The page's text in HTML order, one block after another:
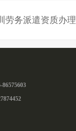
劳务派遣资质办